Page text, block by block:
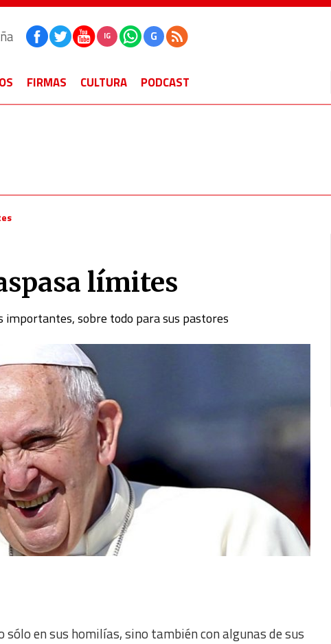
IG G
FIRMAS CULTURA PODCAST
límites
importantes, sobre todo para sus pastores
sólo en sus homilías, sino también con algunas de sus